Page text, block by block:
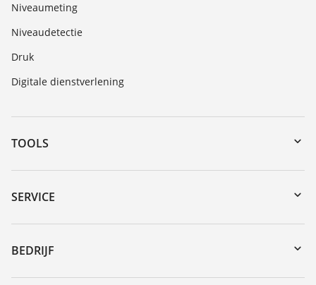
Niveaumeting
Niveaudetectie
Druk
Digitale dienstverlening
TOOLS
Downloads
Serienummer zoeken
DTM Collection/PACTware
SERVICE
Reparatieformulier instrument
Seminars
BEDRIJF
Vacature